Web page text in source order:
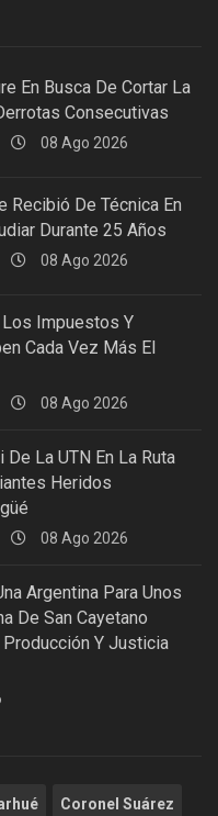
En Busca De Cortar La
Consecutivas
08 Ago 2026
Recibió De Técnica En
Durante 25 Años
08 Ago 2026
Los Impuestos Y
Cada Vez Más El
08 Ago 2026
De La UTN En La Ruta
Heridos
08 Ago 2026
Argentina Para Unos
De San Cayetano
Producción Y Justicia
Coronel Suárez